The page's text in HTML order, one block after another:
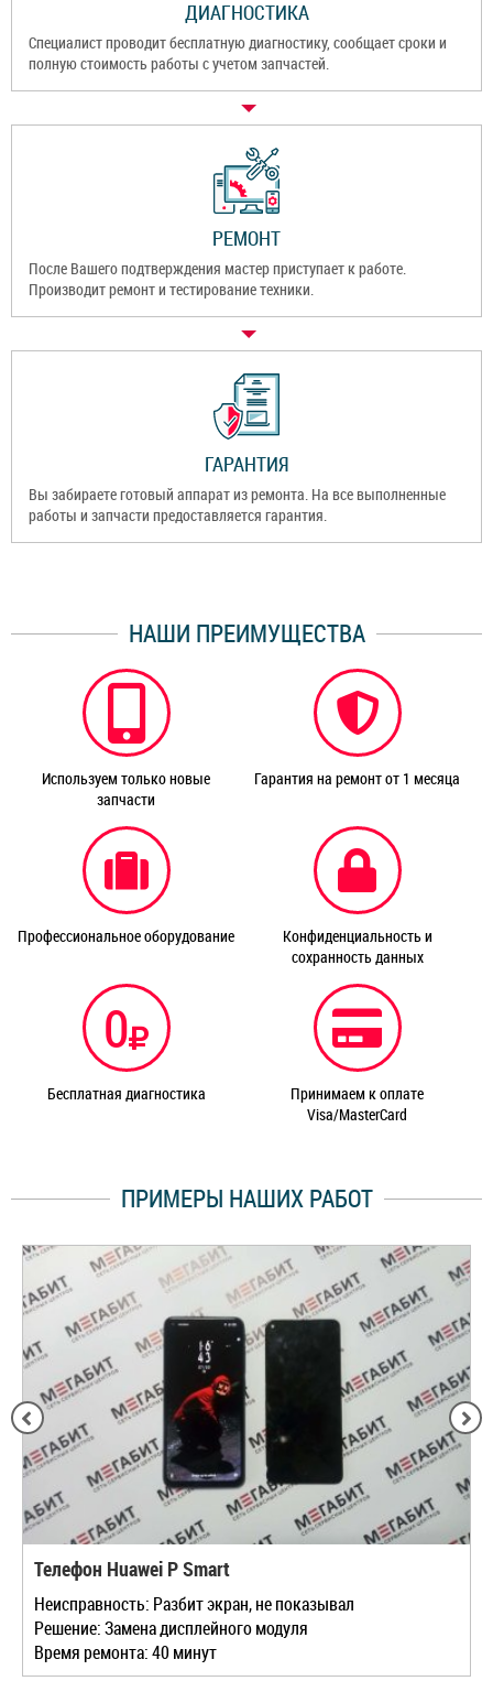
ДИАГНОСТИКА
Специалист проводит бесплатную диагностику, сообщает сроки и
полную стоимость работы с учетом запчастей.
РЕМОНТ
После Вашего подтверждения мастер приступает к работе.
Производит ремонт и тестирование техники.
ГАРАНТИЯ
Вы забираете готовый аппарат из ремонта. На все выполненные
работы и запчасти предоставляется гарантия.
НАШИ ПРЕИМУЩЕСТВА
Используем только новые
запчасти
Гарантия на ремонт от 1 месяца
Профессиональное оборудование
Конфиденциальность и
сохранность данных
0
Бесплатная диагностика
Принимаем к оплате
Visa/MasterCard
ПРИМЕРЫ НАШИХ РАБОТ
Телефон Huawei P Smart
Неисправность: Разбит экран, не показывал
Решение: Замена дисплейного модуля
Время ремонта: 40 минут